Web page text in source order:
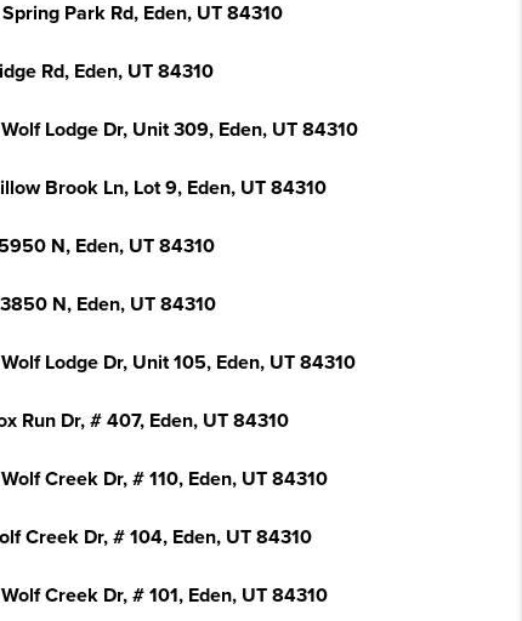
Park Rd, Eden, UT 84310
Rd, Eden, UT 84310
Lodge Dr, Unit 309, Eden, UT 84310
Brook Ln, Lot 9, Eden, UT 84310
N, Eden, UT 84310
N, Eden, UT 84310
Lodge Dr, Unit 105, Eden, UT 84310
Run Dr, # 407, Eden, UT 84310
Creek Dr, # 110, Eden, UT 84310
Creek Dr, # 104, Eden, UT 84310
Creek Dr, # 101, Eden, UT 84310